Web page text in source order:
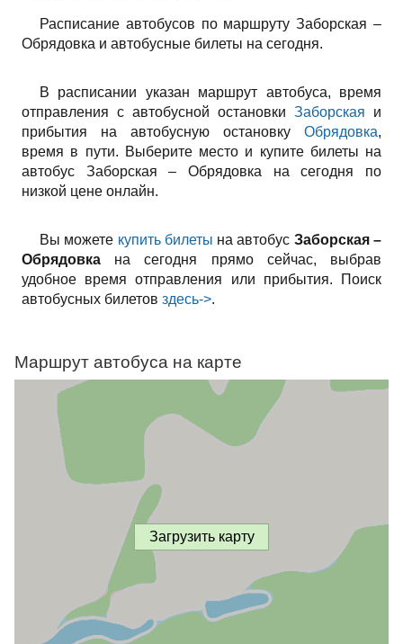
Расписание автобусов по маршруту Заборская –
Обрядовка и автобусные билеты на сегодня.
В расписании указан маршрут автобуса, время
отправления с автобусной остановки Заборская и
прибытия на автобусную остановку Обрядовка,
время в пути. Выберите место и купите билеты на
автобус Заборская – Обрядовка на сегодня по
низкой цене онлайн.
Вы можете купить билеты на автобус Заборская –
Обрядовка на сегодня прямо сейчас, выбрав
удобное время отправления или прибытия. Поиск
автобусных билетов здесь->.
Маршрут автобуса на карте
Загрузить карту